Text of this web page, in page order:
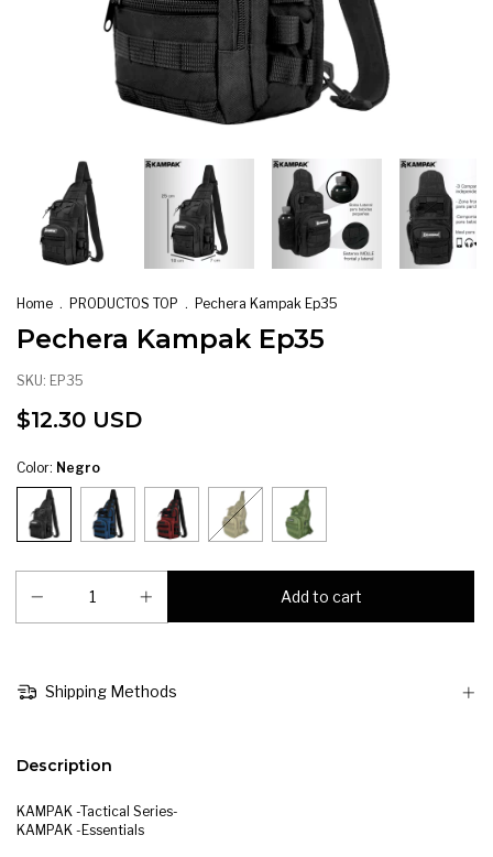
Home . PRODUCTOS TOP . Pechera Kampak Ep35
Pechera Kampak Ep35
SKU: EP35
$12.30 USD
Color: Negro
Shipping Methods
Description
KAMPAK -Tactical Series-
KAMPAK -Essentials